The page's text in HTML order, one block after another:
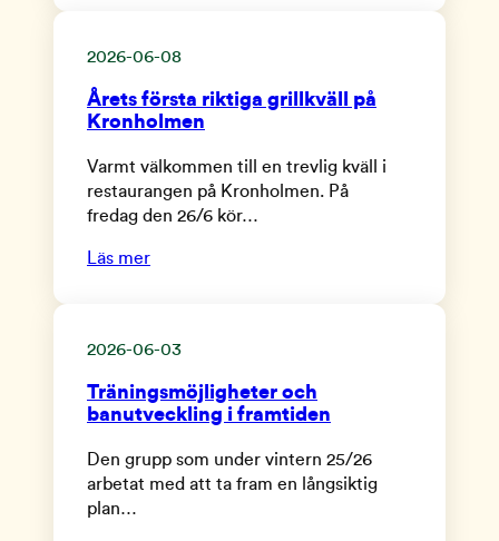
2026-06-08
Årets första riktiga grillkväll på
Kronholmen
Varmt välkommen till en trevlig kväll i
restaurangen på Kronholmen. På
fredag den 26/6 kör…
Läs mer
2026-06-03
Träningsmöjligheter och
banutveckling i framtiden
Den grupp som under vintern 25/26
arbetat med att ta fram en långsiktig
plan…